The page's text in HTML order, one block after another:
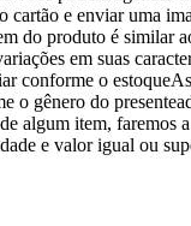
cartão e enviar uma
do produto é similar
em suas
conforme o estoque
o gênero do
algum item, faremos
e valor igual ou